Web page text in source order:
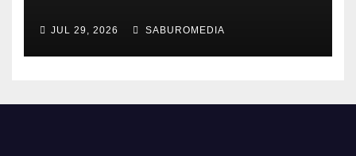
JUL 29, 2026 SABUROMEDIA